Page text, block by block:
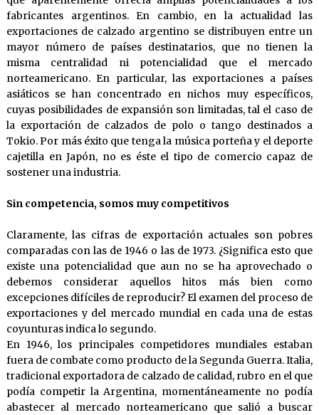
fabricantes argentinos. En cambio, en la actualidad las
exportaciones de calzado argentino se distribuyen entre un
mayor número de países destinatarios, que no tienen la
misma centralidad ni potencialidad que el mercado
norteamericano. En particular, las exportaciones a países
asiáticos se han concentrado en nichos muy específicos,
cuyas posibilidades de expansión son limitadas, tal el caso de
la exportación de calzados de polo o tango destinados a
Tokio. Por más éxito que tenga la música porteña y el deporte
cajetilla en Japón, no es éste el tipo de comercio capaz de
sostener una industria.
Sin competencia, somos muy competitivos
Claramente, las cifras de exportación actuales son pobres
comparadas con las de 1946 o las de 1973. ¿Significa esto que
existe una potencialidad que aun no se ha aprovechado o
debemos considerar aquellos hitos más bien como
excepciones difíciles de reproducir? El examen del proceso de
exportaciones y del mercado mundial en cada una de estas
coyunturas indica lo segundo.
En 1946, los principales competidores mundiales estaban
fuera de combate como producto de la Segunda Guerra. Italia,
tradicional exportadora de calzado de calidad, rubro en el que
podía competir la Argentina, momentáneamente no podía
abastecer al mercado norteamericano que salió a buscar